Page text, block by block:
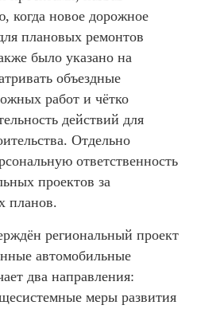
когда новое дорожное
плановых ремонтов
было указано на
объездные
работ и чётко
действий для
Отдельно
ответственность
проектов за
планов.
региональный проект
автомобильные
два направления:
меры развития